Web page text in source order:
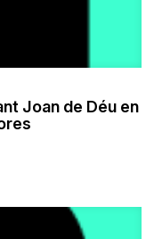
Joan de Déu en